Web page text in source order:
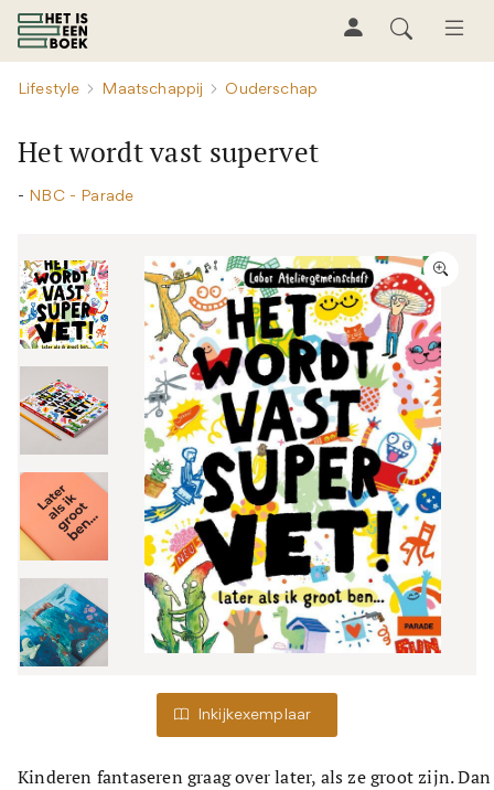
Lifestyle Maatschappij Ouderschap
Het wordt vast supervet
- NBC - Parade
Inkijkexemplaar
Kinderen fantaseren graag over later, als ze groot zijn. Dan